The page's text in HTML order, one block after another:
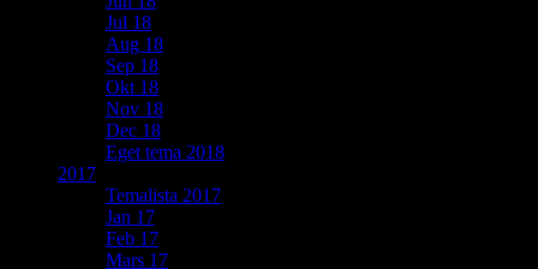
Jul 18
Aug 18
Sep 18
Okt 18
Nov 18
Dec 18
Eget tema 2018
2017
Temalista 2017
Jan 17
Feb 17
Mars 17